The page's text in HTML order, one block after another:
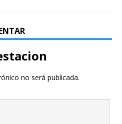
no será publicada.